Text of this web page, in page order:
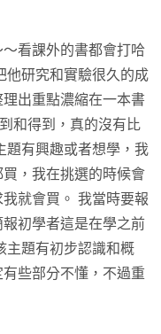
看課外的書都會打哈
他研究和實驗很久的成
出重點濃縮在一本書
和得到，真的沒有比
題有興趣或者想學，我
，我在挑選的時候會
就會買。 我當時要報
初學者這是在學之前
主題有初步認識和概
些部分不懂，不過重